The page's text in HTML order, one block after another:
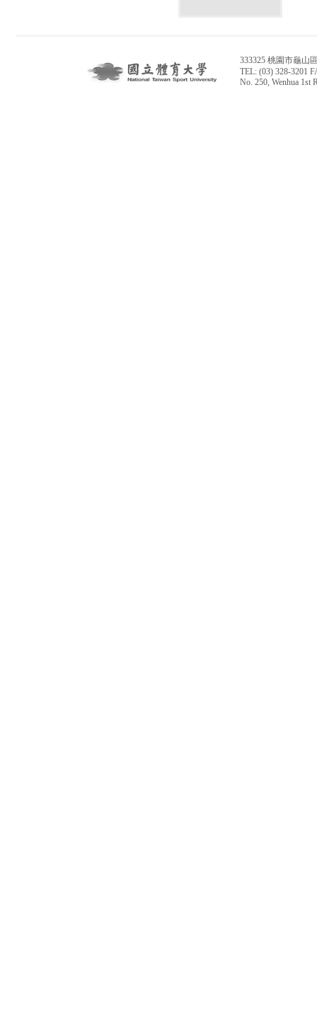
333325 桃園市龜山
TEL: (03) 328-3201
No. 250, Wenhua 1st